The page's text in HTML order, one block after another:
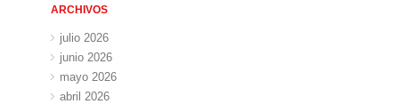
ARCHIVOS
julio 2026
junio 2026
mayo 2026
abril 2026